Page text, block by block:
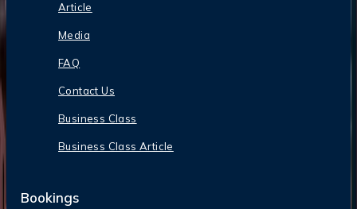
Article
Media
FAQ
Contact Us
Business Class
Business Class Article
Bookings